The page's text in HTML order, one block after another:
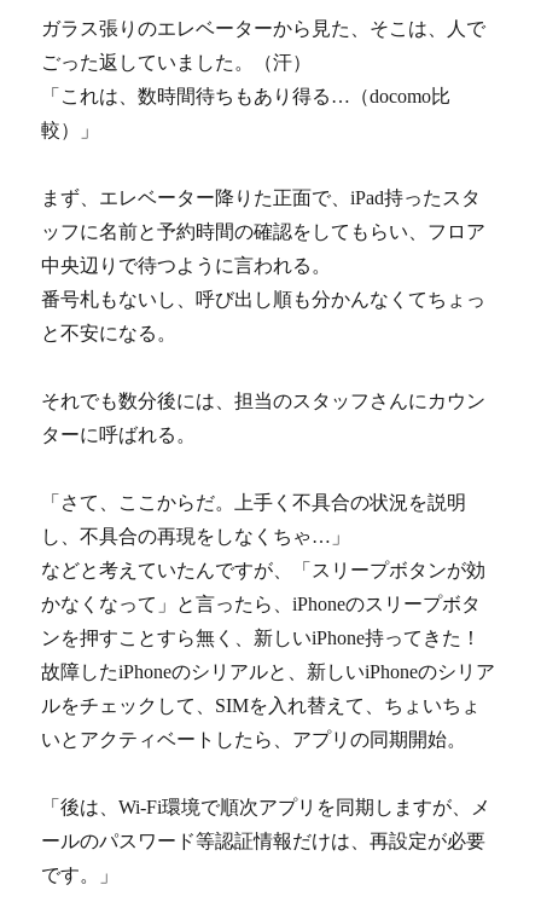
ガラス張りのエレベーターから見た、そこは、人で
ごった返していました。（汗）
「これは、数時間待ちもあり得る…（docomo比
較）」
まず、エレベーター降りた正面で、iPad持ったスタ
ッフに名前と予約時間の確認をしてもらい、フロア
中央辺りで待つように言われる。
番号札もないし、呼び出し順も分かんなくてちょっ
と不安になる。
それでも数分後には、担当のスタッフさんにカウン
ターに呼ばれる。
「さて、ここからだ。上手く不具合の状況を説明
し、不具合の再現をしなくちゃ…」
などと考えていたんですが、「スリープボタンが効
かなくなって」と言ったら、iPhoneのスリープボタ
ンを押すことすら無く、新しいiPhone持ってきた！
故障したiPhoneのシリアルと、新しいiPhoneのシリア
ルをチェックして、SIMを入れ替えて、ちょいちょ
いとアクティベートしたら、アプリの同期開始。
「後は、Wi-Fi環境で順次アプリを同期しますが、メ
ールのパスワード等認証情報だけは、再設定が必要
です。」